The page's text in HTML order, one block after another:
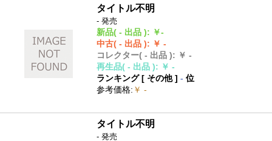
タイトル不明
- 発売
新品( - 出品 ): ￥-
中古( - 出品 ): ￥ -
コレクター( - 出品 ): ￥ -
再生品( - 出品 ): ￥ -
ランキング [ その他]- 位
参考価格: ￥ -
タイトル不明
- 発売